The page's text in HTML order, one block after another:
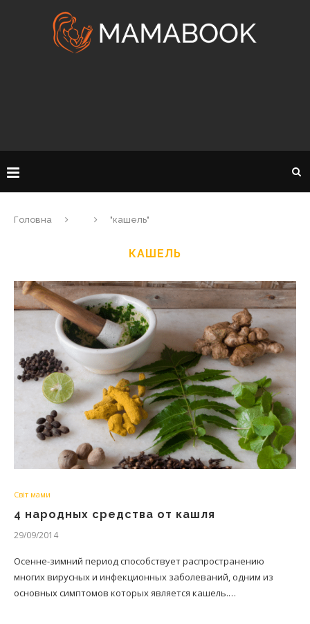
Головна "кашель"
КАШЕЛЬ
Світ мами
4 народных средства от кашля
29/09/2014
Осенне-зимний период способствует распространению
многих вирусных и инфекционных заболеваний, одним из
основных симптомов которых является кашель.…